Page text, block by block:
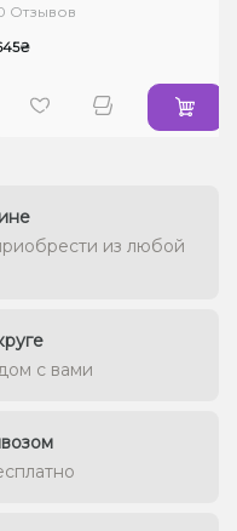
Отзывов
из любой
с вами